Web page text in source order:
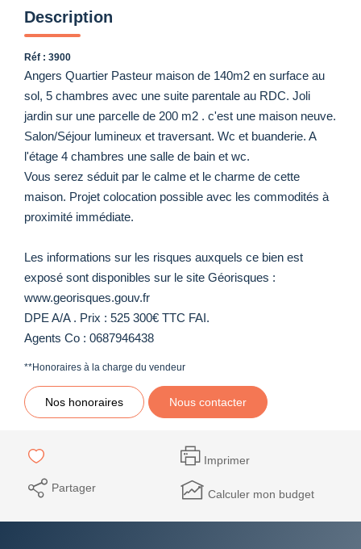
Description
Réf : 3900
Angers Quartier Pasteur maison de 140m2 en surface au
sol, 5 chambres avec une suite parentale au RDC. Joli
jardin sur une parcelle de 200 m2 . c'est une maison neuve.
Salon/Séjour lumineux et traversant. Wc et buanderie. A
l'étage 4 chambres une salle de bain et wc.
Vous serez séduit par le calme et le charme de cette
maison. Projet colocation possible avec les commodités à
proximité immédiate.
Les informations sur les risques auxquels ce bien est
exposé sont disponibles sur le site Géorisques :
www.georisques.gouv.fr
DPE A/A . Prix : 525 300€ TTC FAI.
Agents Co : 0687946438
**Honoraires à la charge du vendeur
Nos honoraires Nous contacter
Imprimer
Partager Calculer mon budget